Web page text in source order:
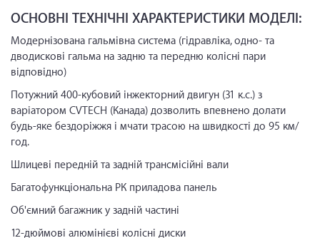
ОСНОВНІ ТЕХНІЧНІ ХАРАКТЕРИСТИКИ МОДЕЛІ:
Модернізована гальмівна система (гідравліка, одно- та
дводискові гальма на задню та передню колісні пари
відповідно)
Потужний 400-кубовий інжекторний двигун (31 к.с.) з
варіатором CVTECH (Канада) дозволить впевнено долати
будь-яке бездоріжжя і мчати трасою на швидкості до 95 км/
год.
Шлицеві передній та задній трансмісійні вали
Багатофункціональна РК приладова панель
Об'ємний багажник у задній частині
12-дюймові алюмінієві колісні диски